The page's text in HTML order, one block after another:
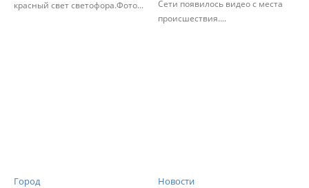
красный свет светофора.Фото...
Сети появилось видео с места
происшествия....
Город Новости